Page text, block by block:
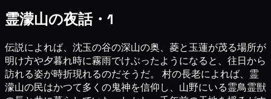
霊濛山の夜話・1
伝説によれば、沈玉の谷の深山の奥、菱と玉蓮が茂る場所が
明け方や夕暮れ時に霧雨でけぶったようになると、往日から
訪れる姿が時折現れるのだそうだ。 村の長老によれば、霊
濛山の民はかつて多くの鬼神を信仰し、山野にいる霊鳥霊獣